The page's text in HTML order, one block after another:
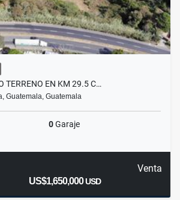
TERRENO EN KM 29.5 C…
Guatemala, Guatemala
0Garaje
Venta
US$1,650,000USD